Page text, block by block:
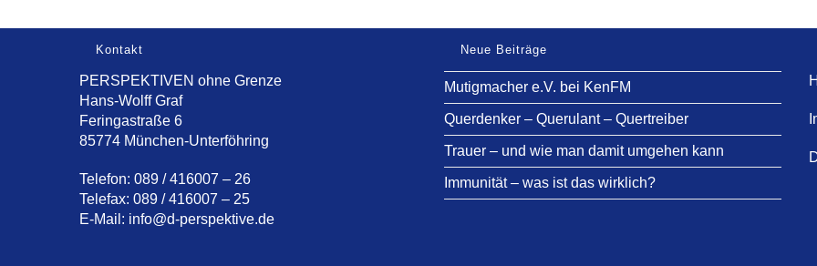
Kontakt
PERSPEKTIVEN ohne Grenze
Hans-Wolff Graf
Feringastraße 6
85774 München-Unterföhring
Telefon: 089 / 416007 – 26
Telefax: 089 / 416007 – 25
E-Mail: info@d-perspektive.de
Neue Beiträge
Mutigmacher e.V. bei KenFM
Querdenker – Querulant – Quertreiber
Trauer – und wie man damit umgehen kann
Immunität – was ist das wirklich?